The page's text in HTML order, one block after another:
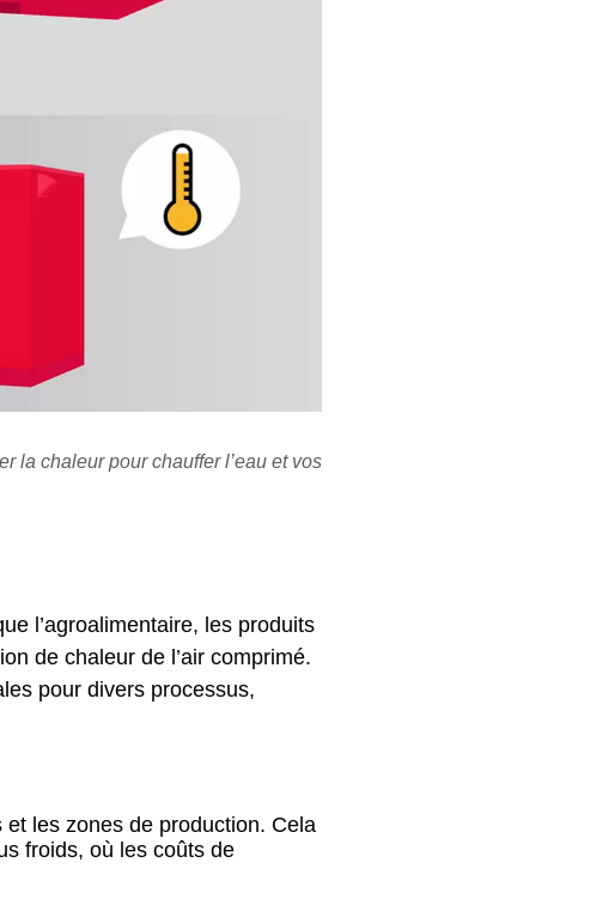
la chaleur pour chauffer l’eau et vos
l’agroalimentaire, les produits
de chaleur de l’air comprimé.
pour divers processus,
les zones de production. Cela
froids, où les coûts de